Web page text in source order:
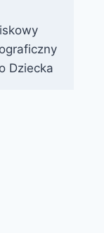
Dziecka